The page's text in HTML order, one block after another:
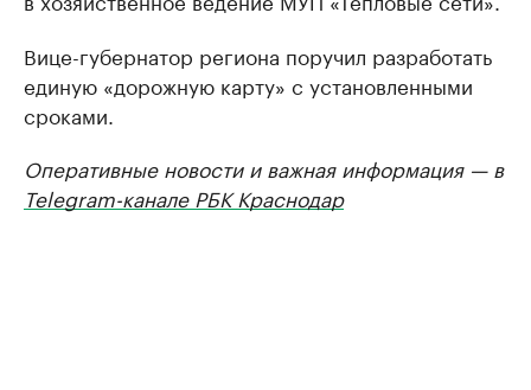
Вице-губернатор региона поручил разработать
единую «дорожную карту» с установленными
сроками.
Оперативные новости и важная информация — в
Telegram-канале РБК Краснодар